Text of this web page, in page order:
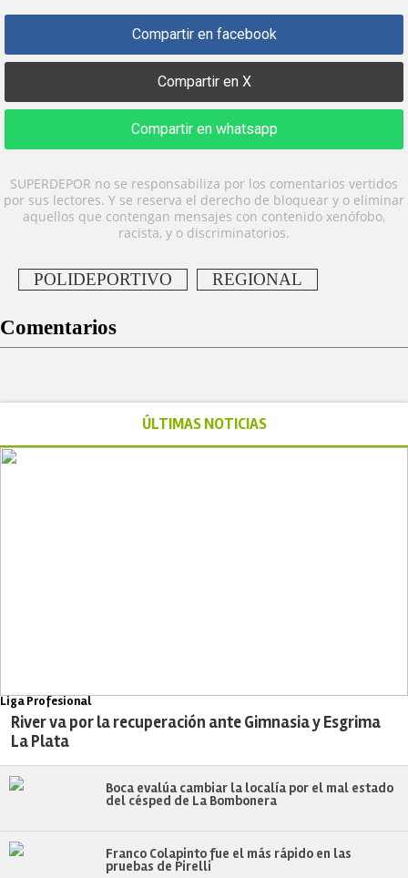
Compartir en facebook
Compartir en X
Compartir en whatsapp
SUPERDEPOR no se responsabiliza por los comentarios vertidos
por sus lectores. Y se reserva el derecho de bloquear y o eliminar
aquellos que contengan mensajes con contenido xenófobo,
racista, y o discriminatorios.
POLIDEPORTIVO REGIONAL
Comentarios
ÚLTIMAS NOTICIAS
Liga Profesional
River va por la recuperación ante Gimnasia y Esgrima
La Plata
Boca evalúa cambiar la localía por el mal estado
del césped de La Bombonera
Franco Colapinto fue el más rápido en las
pruebas de Pirelli